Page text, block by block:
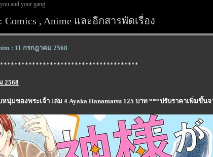
and your gang
Comics , Anime และอีกสารพัดเรื่อง
: 11 กรกฎาคม 2568
2568
นุ่มของพระเจ้า เล่ม 4 Ayaka Hanamatsu 125 บาท ***ปรับราคาเพิ่มขึ้น